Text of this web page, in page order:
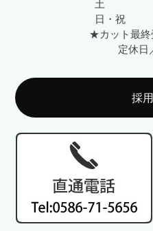
土
日・祝
★カット最終
定休日
採